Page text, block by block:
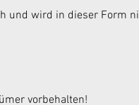
und wird in dieser Form
vorbehalten!